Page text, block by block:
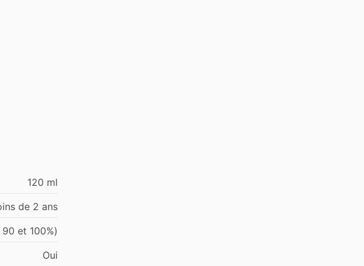
120 ml
de 2 ans
et 100%)
Oui